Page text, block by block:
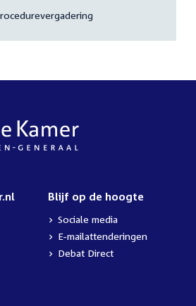
Blijf op de hoogte
Sociale media
E-mailattenderingen
Debat Direct